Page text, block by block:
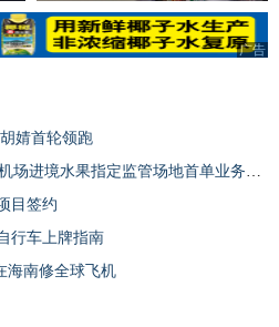
广告
婧首轮领跑
目签约
行车上牌指南
海南修全球飞机